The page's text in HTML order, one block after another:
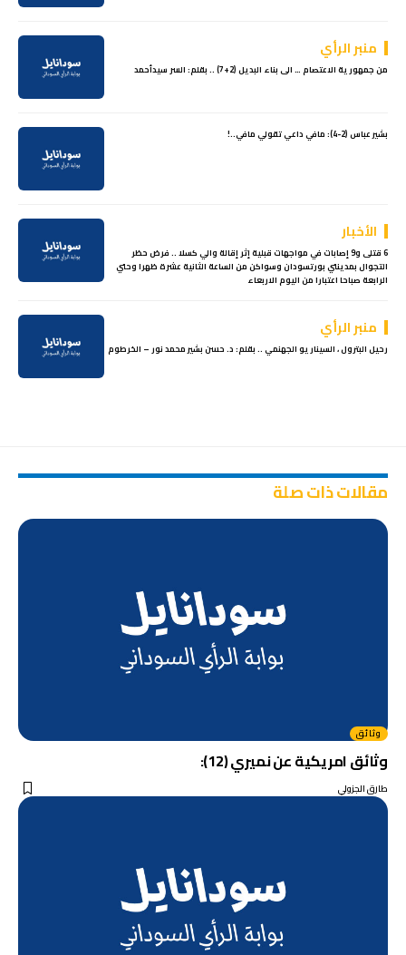
منبر الرأي
من جمهورية الاعتصام … الى بناء البديل (2+7) .. بقلم: السر سيدأحمد
بشير عباس (2-4): مافي داعي تقولي مافي..!
الأخبار
6 قتلى و9 إصابات في مواجهات قبلية إثر إقالة والي كسلا .. فرض حظر
التجوال بمدينتي بورتسودان وسواكن من الساعة الثانية عشرة ظهرا وحتي
الرابعة صباحا اعتبارا من اليوم الاربعاء
منبر الرأي
رحيل البترول ، السيناريو الجهنمي .. بقلم: د. حسن بشير محمد نور – الخرطوم
مقالات ذات صلة
وثائق
وثائق امريكية عن نميري (12):
طارق الجزولي